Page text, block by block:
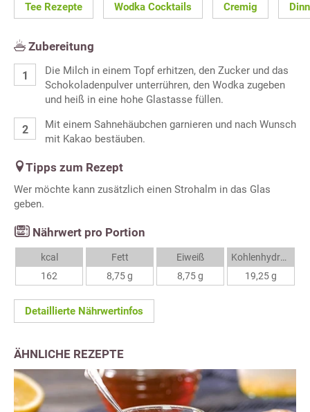
Tee Rezepte Wodka Cocktails Cremig
Zubereitung
Die Milch in einem Topf erhitzen, den Zucker und das
Schokoladenpulver unterrühren, den Wodka zugeben
und heiß in eine hohe Glastasse füllen.
Mit einem Sahnehäubchen garnieren und nach Wunsch
mit Kakao bestäuben.
Tipps zum Rezept
Wer möchte kann zusätzlich einen Strohalm in das Glas
geben.
Nährwert pro Portion
kcal
162
Fett
8,75 g
Eiweiß
8,75 g
Kohlenhydrate
19,25 g
Detaillierte Nährwertinfos
ÄHNLICHE REZEPTE